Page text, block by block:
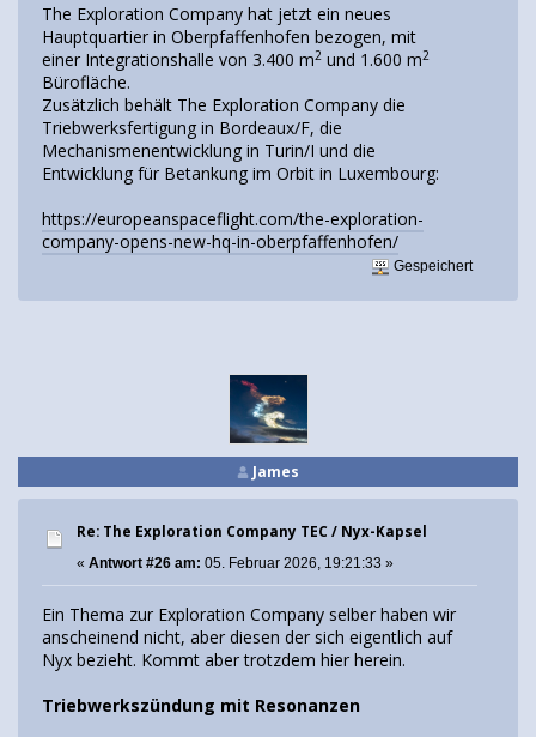
The Exploration Company hat jetzt ein neues
Hauptquartier in Oberpfaffenhofen bezogen, mit
einer Integrationshalle von 3.400 m2 und 1.600 m2
Bürofläche.
Zusätzlich behält The Exploration Company die
Triebwerksfertigung in Bordeaux/F, die
Mechanismenentwicklung in Turin/I und die
Entwicklung für Betankung im Orbit in Luxembourg:
https://europeanspaceflight.com/the-exploration-
company-opens-new-hq-in-oberpfaffenhofen/
Gespeichert
James
Re: The Exploration Company TEC / Nyx-Kapsel
« Antwort #26 am: 05. Februar 2026, 19:21:33 »
Ein Thema zur Exploration Company selber haben wir
anscheinend nicht, aber diesen der sich eigentlich auf
Nyx bezieht. Kommt aber trotzdem hier herein.
Triebwerkszündung mit Resonanzen